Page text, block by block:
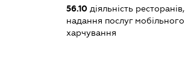
56.10діяльність ресторанів,
надання послуг мобільного
харчування